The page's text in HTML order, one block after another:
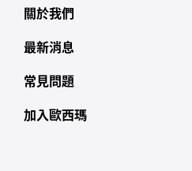
關於我們
最新消息
常見問題
加入歐西瑪